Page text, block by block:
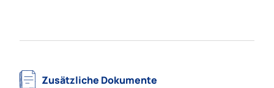
Zusätzliche Dokumente